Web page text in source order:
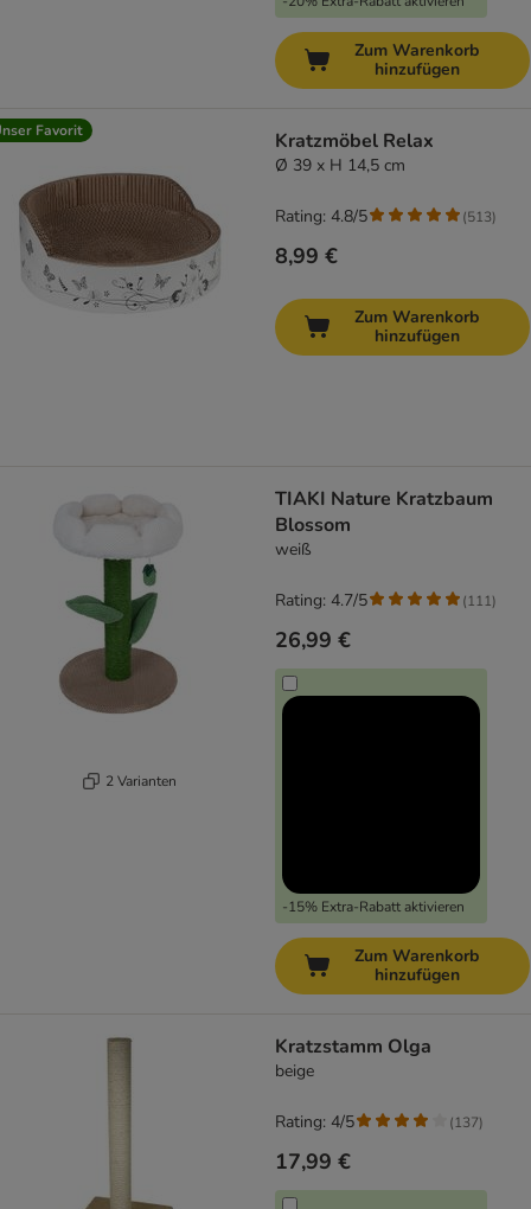
Zum Warenkorb
hinzufügen
Favorit Kratzmöbel Relax
Ø 39 x H 14,5 cm
8,99 €
Rating: 4.8/5 (513)
Zum Warenkorb
hinzufügen
2 Varianten
TIAKI Nature Kratzbaum
Blossom
weiß
26,99 €
-15% Extra-Rabatt aktivieren
Rating: 4.7/5 (111)
Zum Warenkorb
hinzufügen
Kratzstamm Olga
beige
17,99 €
Rating: 4/5 (137)